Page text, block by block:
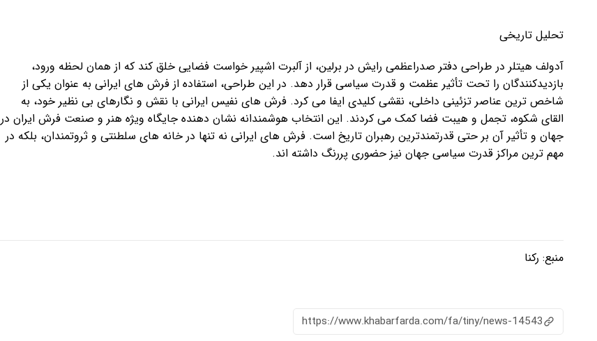
تحلیل تاریخی
آدولف هیتلر در طراحی دفتر صدراعظمی رایش در برلین، از آلبرت اشپیر خواست فضایی خلق کند که از همان لحظه ورود،
بازدیدکنندگان را تحت تأثیر عظمت و قدرت سیاسی قرار دهد. در این طراحی، استفاده از فرش های ایرانی به عنوان یکی از
شاخص ترین عناصر تزئینی داخلی، نقشی کلیدی ایفا می کرد. فرش های نفیس ایرانی با نقش و نگارهای بی نظیر خود، به
القای شکوه، تجمل و هیبت فضا کمک می کردند. این انتخاب هوشمندانه نشان دهنده جایگاه ویژه هنر و صنعت فرش ایران در
جهان و تأثیر آن بر حتی قدرتمندترین رهبران تاریخ است. فرش های ایرانی نه تنها در خانه های سلطنتی و ثروتمندان، بلکه در
مهم ترین مراکز قدرت سیاسی جهان نیز حضوری پررنگ داشته اند.
منبع: رکنا
https://www.khabarfarda.com/fa/tiny/news-14543